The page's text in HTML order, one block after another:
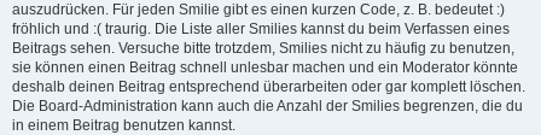
auszudrücken. Für jeden Smilie gibt es einen kurzen Code, z. B. bedeutet :)
fröhlich und :( traurig. Die Liste aller Smilies kannst du beim Verfassen eines
Beitrags sehen. Versuche bitte trotzdem, Smilies nicht zu häufig zu benutzen,
sie können einen Beitrag schnell unlesbar machen und ein Moderator könnte
deshalb deinen Beitrag entsprechend überarbeiten oder gar komplett löschen.
Die Board-Administration kann auch die Anzahl der Smilies begrenzen, die du
in einem Beitrag benutzen kannst.